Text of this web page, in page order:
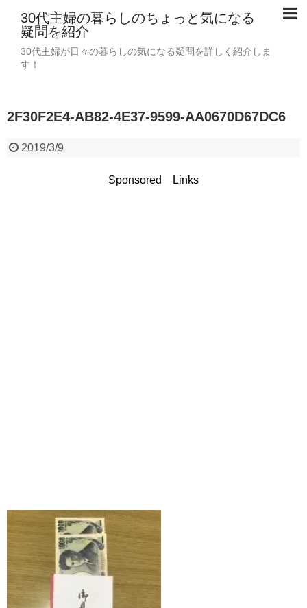
30代主婦の暮らしのちょっと気になる
疑問を紹介
30代主婦が日々の暮らしの気になる疑問を詳しく紹介しま
す！
2F30F2E4-AB82-4E37-9599-AA0670D67DC6
2019/3/9
Sponsored Links